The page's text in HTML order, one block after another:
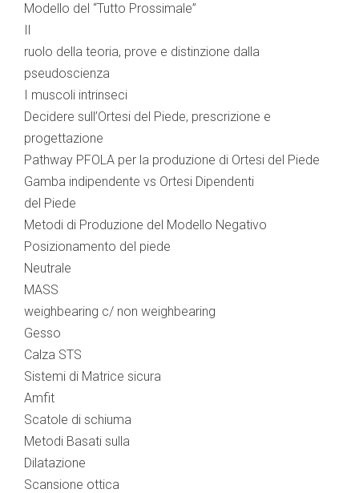
Modello del “Tutto Prossimale”
Il
ruolo della teoria, prove e distinzione dalla
pseudoscienza
I muscoli intrinseci
Decidere sull’Ortesi del Piede, prescrizione e
progettazione
Pathway PFOLA per la produzione di Ortesi del Piede
Gamba indipendente vs Ortesi Dipendenti
del Piede
Metodi di Produzione del Modello Negativo
Posizionamento del piede
Neutrale
MASS
weighbearing c/ non weighbearing
Gesso
Calza STS
Sistemi di Matrice sicura
Amfit
Scatole di schiuma
Metodi Basati sulla
Dilatazione
Scansione ottica